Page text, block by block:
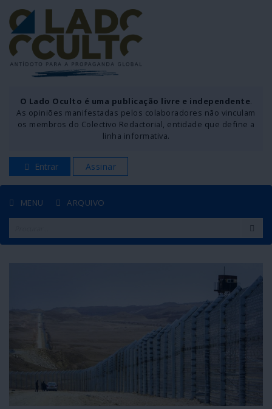
O Lado Oculto é uma publicação livre e independente.
As opiniões manifestadas pelos colaboradores não vinculam
os membros do Colectivo Redactorial, entidade que define a
linha informativa.
Entrar Assinar
MENU ARQUIVO